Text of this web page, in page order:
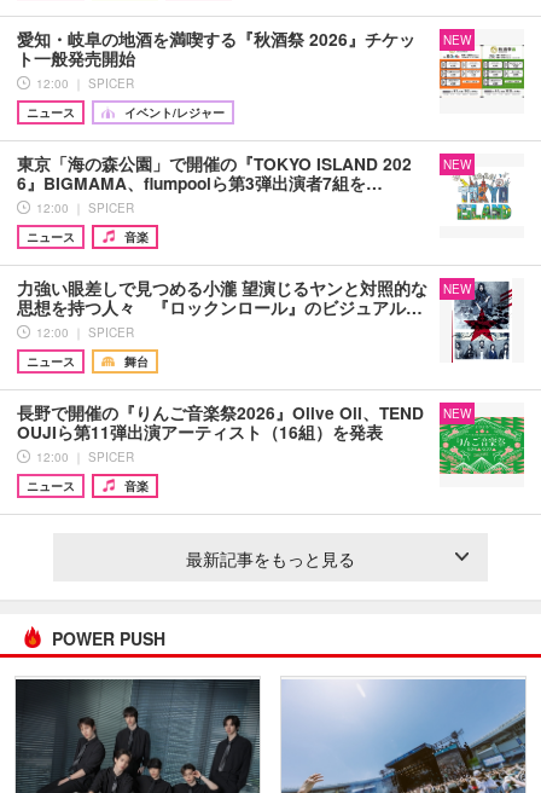
愛知・岐阜の地酒を満喫する『秋酒祭 2026』チケッ
ト一般発売開始
12:00 ｜ SPICER
ニュース
イベント/レジャー
NEW
東京「海の森公園」で開催の『TOKYO ISLAND 202
6』BIGMAMA、flumpoolら第3弾出演者7組を…
12:00 ｜ SPICER
ニュース
音楽
NEW
力強い眼差しで見つめる小瀧 望演じるヤンと対照的な
思想を持つ人々 『ロックンロール』のビジュアル…
12:00 ｜ SPICER
ニュース
舞台
NEW
長野で開催の『りんご音楽祭2026』Olive Oil、TEND
OUJIら第11弾出演アーティスト（16組）を発表
12:00 ｜ SPICER
ニュース
音楽
NEW
最新記事をもっと見る
POWER PUSH